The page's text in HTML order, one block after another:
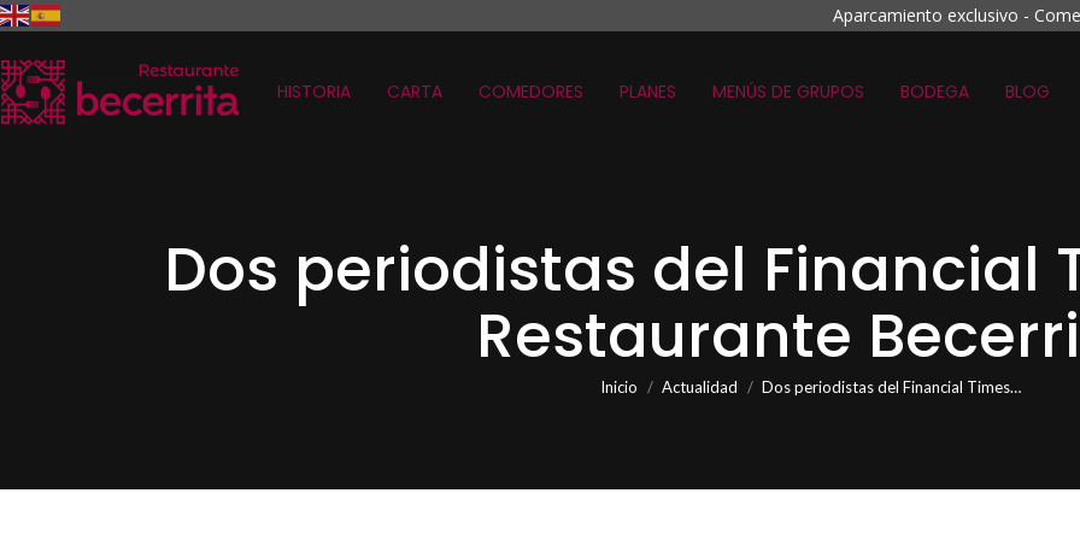
Aparcamiento exclusivo -
HISTORIA CARTA COMEDORES PLANES MENÚS DE GRUPOS BODEGA BLOG
Dos periodistas del Financial
Restaurante
Estás aquí:
Inicio Actualidad Dos periodistas del Financial Times…